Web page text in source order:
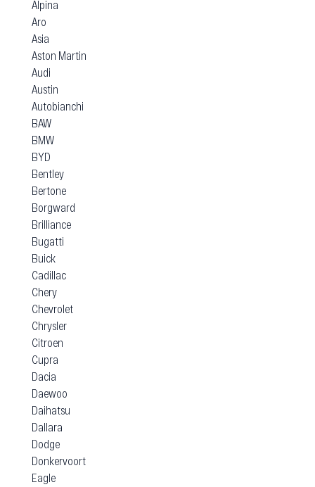
Alpina
Aro
Asia
Aston Martin
Audi
Austin
Autobianchi
BAW
BMW
BYD
Bentley
Bertone
Borgward
Brilliance
Bugatti
Buick
Cadillac
Chery
Chevrolet
Chrysler
Citroen
Cupra
Dacia
Daewoo
Daihatsu
Dallara
Dodge
Donkervoort
Eagle